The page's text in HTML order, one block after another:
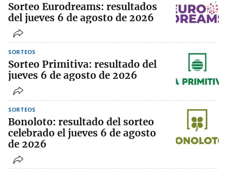
Sorteo Eurodreams: resultados
del jueves 6 de agosto de 2026
SORTEOS
Sorteo Primitiva: resultado del
jueves 6 de agosto de 2026
SORTEOS
Bonoloto: resultado del sorteo
celebrado el jueves 6 de agosto
de 2026